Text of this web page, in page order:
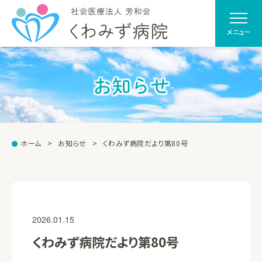
メニュー
お知らせ
ホーム お知らせ くわみず病院だより第80号
2026.01.15
くわみず病院だより第80号